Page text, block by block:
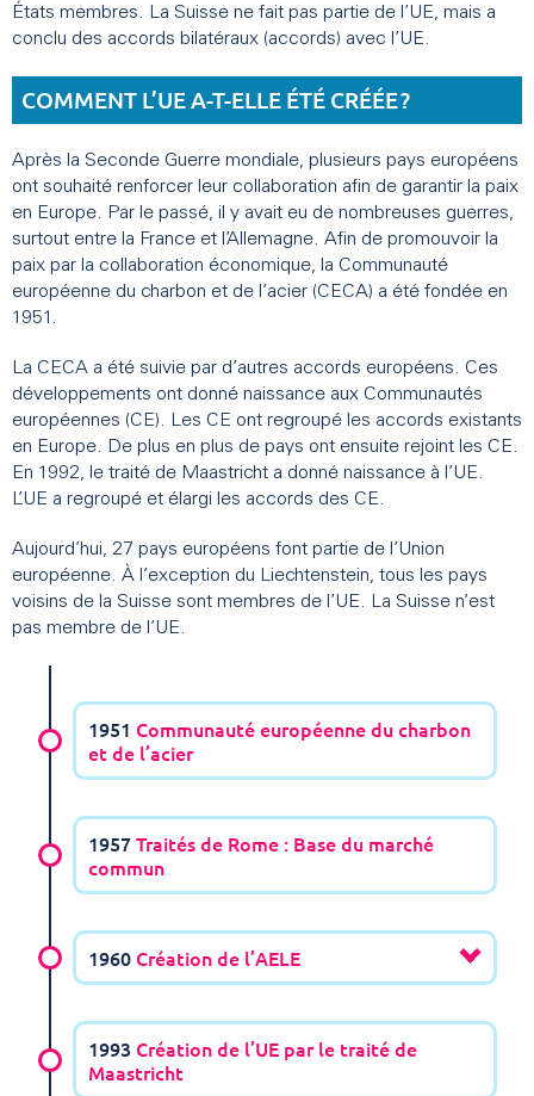
États membres. La Suisse ne fait pas partie de l’UE, mais a
conclu des accords bilatéraux (accords) avec l’UE.
COMMENT L’UE A-T-ELLE ÉTÉ CRÉÉE ?
Après la Seconde Guerre mondiale, plusieurs pays européens
ont souhaité renforcer leur collaboration afin de garantir la paix
en Europe. Par le passé, il y avait eu de nombreuses guerres,
surtout entre la France et l’Allemagne. Afin de promouvoir la
paix par la collaboration économique, la Communauté
européenne du charbon et de l’acier (CECA) a été fondée en
1951.
La CECA a été suivie par d’autres accords européens. Ces
développements ont donné naissance aux Communautés
européennes (CE). Les CE ont regroupé les accords existants
en Europe. De plus en plus de pays ont ensuite rejoint les CE.
En 1992, le traité de Maastricht a donné naissance à l’UE.
L’UE a regroupé et élargi les accords des CE.
Aujourd’hui, 27 pays européens font partie de l’Union
européenne. À l’exception du Liechtenstein, tous les pays
voisins de la Suisse sont membres de l’UE. La Suisse n’est
pas membre de l’UE.
1951 Communauté européenne du charbon
et de l’acier
1957 Traités de Rome : Base du marché
commun
1960 Création de l’AELE
1993 Création de l’UE par le traité de
Maastricht